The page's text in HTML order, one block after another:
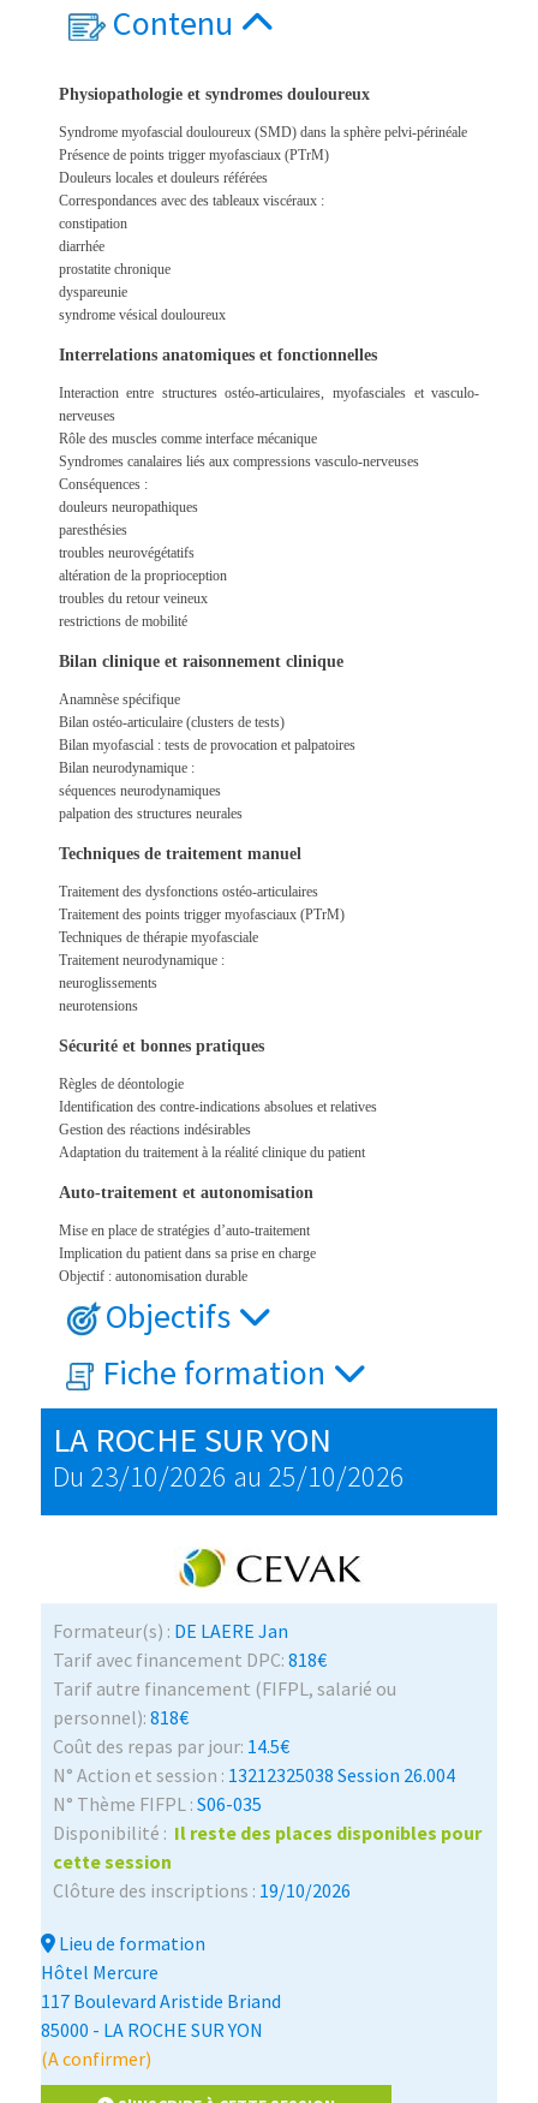
Contenu
Physiopathologie et syndromes douloureux
Syndrome myofascial douloureux (SMD) dans la sphère pelvi-périnéale
Présence de points trigger myofasciaux (PTrM)
Douleurs locales et douleurs référées
Correspondances avec des tableaux viscéraux :
constipation
diarrhée
prostatite chronique
dyspareunie
syndrome vésical douloureux
Interrelations anatomiques et fonctionnelles
Interaction entre structures ostéo-articulaires, myofasciales et vasculo-
nerveuses
Rôle des muscles comme interface mécanique
Syndromes canalaires liés aux compressions vasculo-nerveuses
Conséquences :
douleurs neuropathiques
paresthésies
troubles neurovégétatifs
altération de la proprioception
troubles du retour veineux
restrictions de mobilité
Bilan clinique et raisonnement clinique
Anamnèse spécifique
Bilan ostéo-articulaire (clusters de tests)
Bilan myofascial : tests de provocation et palpatoires
Bilan neurodynamique :
séquences neurodynamiques
palpation des structures neurales
Techniques de traitement manuel
Traitement des dysfonctions ostéo-articulaires
Traitement des points trigger myofasciaux (PTrM)
Techniques de thérapie myofasciale
Traitement neurodynamique :
neuroglissements
neurotensions
Sécurité et bonnes pratiques
Règles de déontologie
Identification des contre-indications absolues et relatives
Gestion des réactions indésirables
Adaptation du traitement à la réalité clinique du patient
Auto-traitement et autonomisation
Mise en place de stratégies d’auto-traitement
Implication du patient dans sa prise en charge
Objectif : autonomisation durable
Objectifs
Fiche formation
LA ROCHE SUR YON
Du 23/10/2026 au 25/10/2026
Formateur(s) : DE LAERE Jan
Tarif avec financement DPC: 818€
Tarif autre financement (FIFPL, salarié ou
personnel): 818€
Coût des repas par jour: 14.5€
N° Action et session : 13212325038 Session 26.004
N° Thème FIFPL : S06-035
Disponibilité : Il reste des places disponibles pour
cette session
Clôture des inscriptions : 19/10/2026
Lieu de formation
Hôtel Mercure
117 Boulevard Aristide Briand
85000 - LA ROCHE SUR YON
(A confirmer)